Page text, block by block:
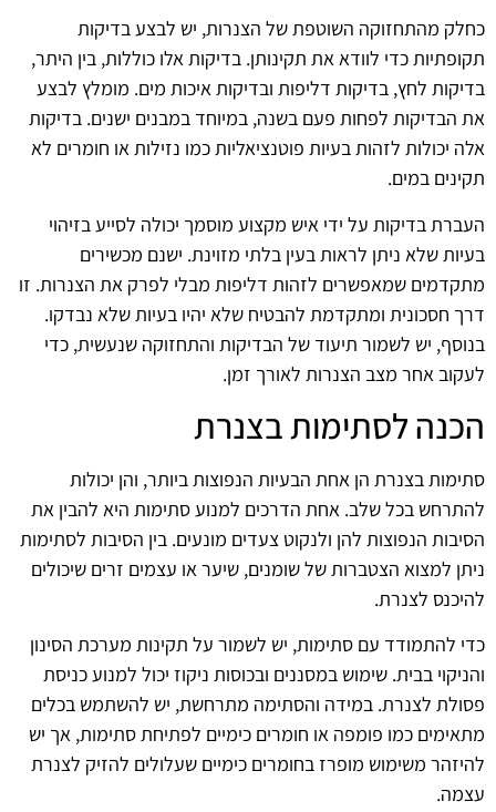
כחלק מהתחזוקה השוטפת של הצנרות, יש לבצע בדיקות
תקופתיות כדי לוודא את תקינותן. בדיקות אלו כוללות, בין היתר,
בדיקות לחץ, בדיקות דליפות ובדיקות איכות מים. מומלץ לבצע
את הבדיקות לפחות פעם בשנה, במיוחד במבנים ישנים. בדיקות
אלה יכולות לזהות בעיות פוטנציאליות כמו נזילות או חומרים לא
תקינים במים.
העברת בדיקות על ידי איש מקצוע מוסמך יכולה לסייע בזיהוי
בעיות שלא ניתן לראות בעין בלתי מזוינת. ישנם מכשירים
מתקדמים שמאפשרים לזהות דליפות מבלי לפרק את הצנרות. זו
דרך חסכונית ומתקדמת להבטיח שלא יהיו בעיות שלא נבדקו.
בנוסף, יש לשמור תיעוד של הבדיקות והתחזוקה שנעשית, כדי
לעקוב אחר מצב הצנרות לאורך זמן.
הכנה לסתימות בצנרת
סתימות בצנרת הן אחת הבעיות הנפוצות ביותר, והן יכולות
להתרחש בכל שלב. אחת הדרכים למנוע סתימות היא להבין את
הסיבות הנפוצות להן ולנקוט צעדים מונעים. בין הסיבות לסתימות
ניתן למצוא הצטברות של שומנים, שיער או עצמים זרים שיכולים
להיכנס לצנרת.
כדי להתמודד עם סתימות, יש לשמור על תקינות מערכת הסינון
והניקוי בבית. שימוש במסננים ובכוסות ניקוז יכול למנוע כניסת
פסולת לצנרת. במידה והסתימה מתרחשת, יש להשתמש בכלים
מתאימים כמו פומפה או חומרים כימיים לפתיחת סתימות, אך יש
להיזהר משימוש מופרז בחומרים כימיים שעלולים להזיק לצנרת
עצמה.